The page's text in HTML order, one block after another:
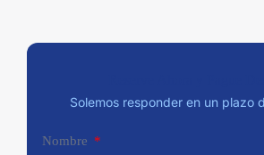
Solemos responder en un plazo
Nombre